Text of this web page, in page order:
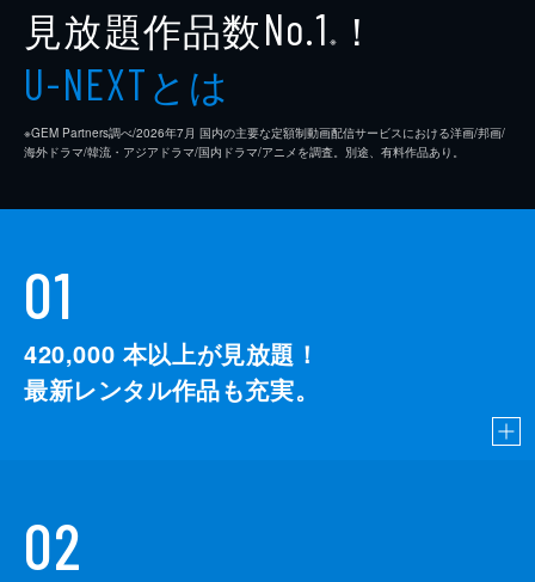
見放題作品数No.1 ※ ！
U-NEXTとは
※GEM Partners調べ/2026年7⽉ 国内の主要な定額制動画配信サービスにおける洋画/邦画/
海外ドラマ/韓流・アジアドラマ/国内ドラマ/アニメを調査。別途、有料作品あり。
01
420,000 本以上が見放題！
最新レンタル作品も充実。
02